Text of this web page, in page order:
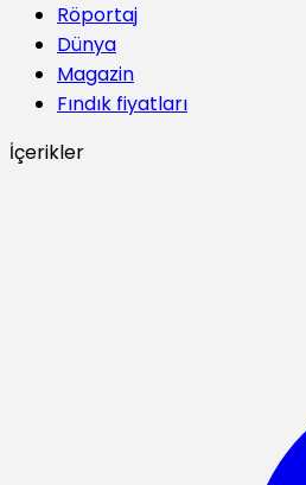
Röportaj
Dünya
Magazin
Fındık fiyatları
İçerikler